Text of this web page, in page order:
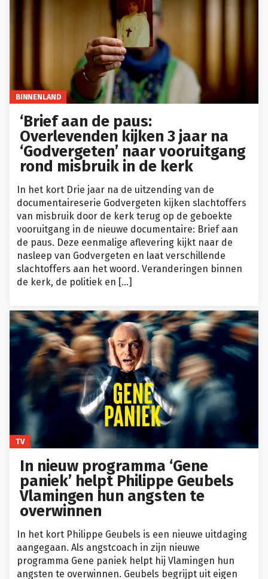
BINNENLAND
‘Brief aan de paus:
Overlevenden kijken 3 jaar na
‘Godvergeten’ naar vooruitgang
rond misbruik in de kerk
In het kort Drie jaar na de uitzending van de
documentaireserie Godvergeten kijken slachtoffers
van misbruik door de kerk terug op de geboekte
vooruitgang in de nieuwe documentaire: Brief aan
de paus. Deze eenmalige aflevering kijkt naar de
nasleep van Godvergeten en laat verschillende
slachtoffers aan het woord. Veranderingen binnen
de kerk, de politiek en […]
TV
In nieuw programma ‘Gene
paniek’ helpt Philippe Geubels
Vlamingen hun angsten te
overwinnen
In het kort Philippe Geubels is een nieuwe uitdaging
aangegaan. Als angstcoach in zijn nieuwe
programma Gene paniek helpt hij Vlamingen hun
angsten te overwinnen. Geubels begrijpt uit eigen